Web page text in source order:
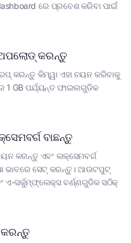
ରେ ପ୍ରବେଶ କରିବା ପାଇଁ
କରନ୍ତୁ
କରନ୍ତୁ କିମ୍ୱା ଏହା ଚୟନ କରିବାକୁ
1 GB ପର୍ଯ୍ୟନ୍ତ ଫାଇଲଗୁଡିକ
ବାଛନ୍ତୁ
କରନ୍ତୁ ଏବଂ ଲକ୍ସେମବର୍ଗ
ଭାବରେ ସେଟ୍ କରନ୍ତୁ। ଆଉଟପୁଟ୍
ସର୍କୁମ୍ଫ୍ଲେକ୍ସ ବର୍ଣ୍ଣଗୁଡିକ ସଠିକ୍
କରନ୍ତୁ